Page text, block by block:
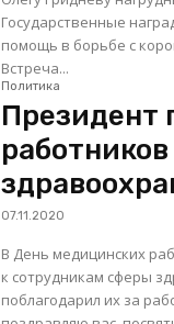
Государственные
помощь в борьбе с
Встреча...
Политика
Президент
07.11.2020
В День медицинских
к сотрудникам сферы
поблагодарил их за работу: "Дорогие друзья! От